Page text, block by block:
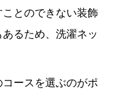
とのできない装飾
るため、洗濯ネッ
ースを選ぶのがポ